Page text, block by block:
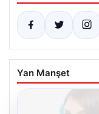
Yan Manşet